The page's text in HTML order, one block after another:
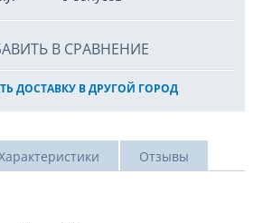
В СРАВНЕНИЕ
ДОСТАВКУ В ДРУГОЙ ГОРОД
Отзывы